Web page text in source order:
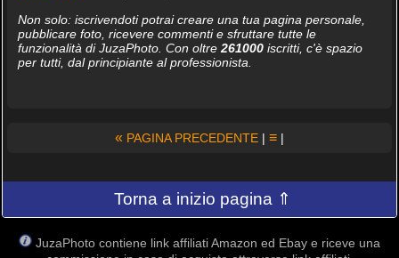
Non solo: iscrivendoti potrai creare una tua pagina personale,
pubblicare foto, ricevere commenti e sfruttare tutte le
funzionalità di JuzaPhoto. Con oltre 261000iscritti, c'è spazio
per tutti, dal principiante al professionista.
« PAGINA PRECEDENTE | ≡ |
Torna a inizio pagina ⇑
JuzaPhoto contiene link affiliati Amazon ed Ebay e riceve una